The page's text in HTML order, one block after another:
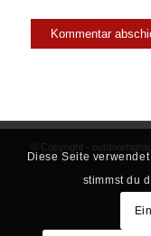
© Copyright -
Diese Seite
stimmst du